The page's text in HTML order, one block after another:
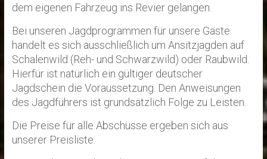
dem eigenen Fahrzeug ins Revier gelangen.
Bei unseren Jagdprogrammen für unsere Gäste
handelt es sich ausschließlich um Ansitzjagden auf
Schalenwild (Reh- und Schwarzwild) oder Raubwild.
Hierfür ist natürlich ein gültiger deutscher
Jagdschein die Voraussetzung. Den Anweisungen
des Jagdführers ist grundsätzlich Folge zu Leisten.
Die Preise für alle Abschüsse ergeben sich aus
unserer Preisliste.